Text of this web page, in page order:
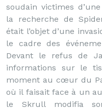
soudain victimes
la recherche de
était l’objet d’une
le cadre des
Devant le refus de
informations sur le
moment au cœur du
où il faisait face à un
le Skrull modifia